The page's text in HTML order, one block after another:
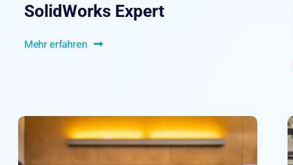
SolidWorks Expert
Mehr erfahren